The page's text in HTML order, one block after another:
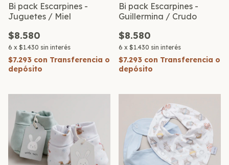
Bi pack Escarpines -
Juguetes / Miel
$8.580
6 x $1.430 sin interés
$7.293 con Transferencia o
depósito
Bi pack Escarpines -
Guillermina / Crudo
$8.580
6 x $1.430 sin interés
$7.293 con Transferencia o
depósito